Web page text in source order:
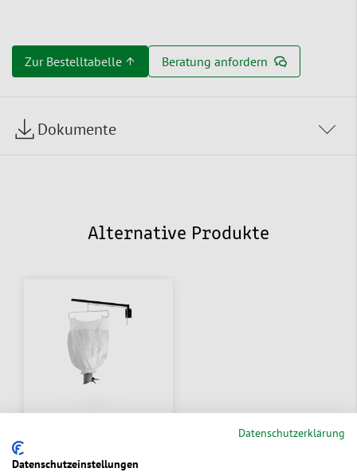
Zur Bestelltabelle ↑ Beratung anfordern
Dokumente
Alternative Produkte
Schwenkarm mit
Datenschutzerklärung
Datenschutzeinstellungen